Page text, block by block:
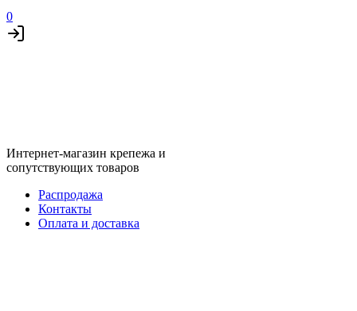
0
Интернет-магазин крепежа и
сопутствующих товаров
Распродажа
Контакты
Оплата и доставка